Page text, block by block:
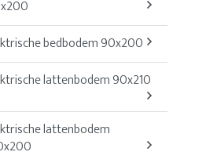
bedbodem 90x200
lattenbodem 90x210
lattenbodem